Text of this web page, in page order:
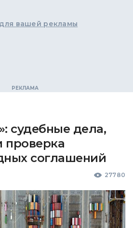
вашей рекламы
судебные дела,
проверка
соглашений
27780